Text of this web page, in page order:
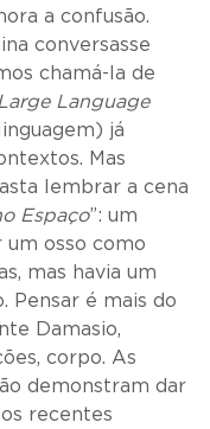
a confusão.
conversasse
chamá-la de
Language
já
Mas
lembrar a cena
Espaço”: um
um osso como
mas havia um
Pensar é mais do
Damasio,
corpo. As
demonstram dar
recentes